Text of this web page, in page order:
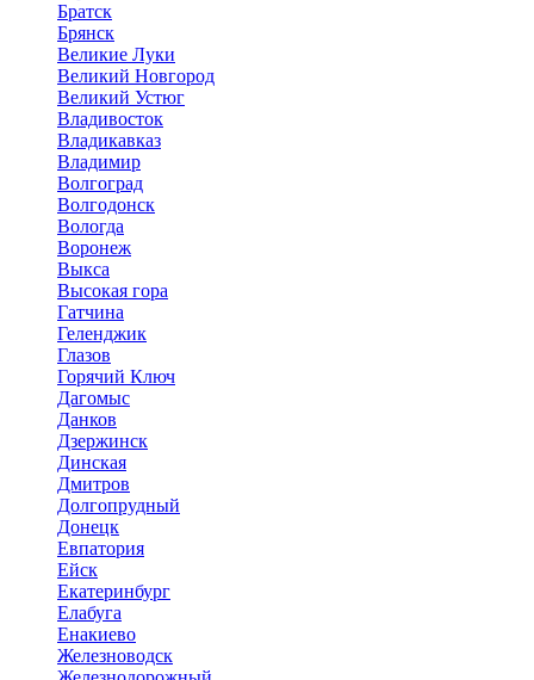
Братск
Брянск
Великие Луки
Великий Новгород
Великий Устюг
Владивосток
Владикавказ
Владимир
Волгоград
Волгодонск
Вологда
Воронеж
Выкса
Высокая гора
Гатчина
Геленджик
Глазов
Горячий Ключ
Дагомыс
Данков
Дзержинск
Динская
Дмитров
Долгопрудный
Донецк
Евпатория
Ейск
Екатеринбург
Елабуга
Енакиево
Железноводск